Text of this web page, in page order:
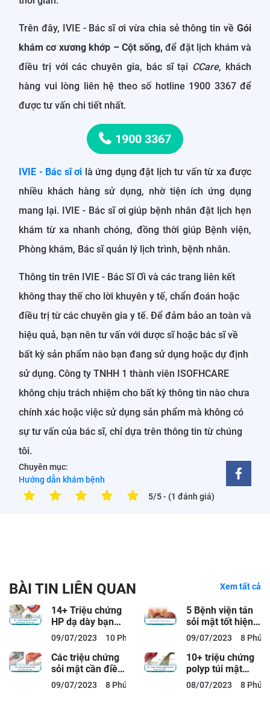
Trên đây, IVIE - Bác sĩ ơi vừa chia sẻ thông tin về Gói
khám cơ xương khớp – Cột sống, để đặt lịch khám và
điều trị với các chuyên gia, bác sĩ tại CCare, khách
hàng vui lòng liên hệ theo số hotline 1900 3367 để
được tư vấn chi tiết nhất.
1900 3367
IVIE - Bác sĩ ơi là ứng dụng đặt lịch tư vấn từ xa được
nhiều khách hàng sử dụng, nhờ tiện ích ứng dụng
mang lại. IVIE - Bác sĩ ơi giúp bệnh nhân đặt lịch hẹn
khám từ xa nhanh chóng, đồng thời giúp Bệnh viện,
Phòng khám, Bác sĩ quản lý lịch trình, bệnh nhân.
Thông tin trên IVIE - Bác Sĩ Ơi và các trang liên kết
không thay thế cho lời khuyên y tế, chẩn đoán hoặc
điều trị từ các chuyên gia y tế. Để đảm bảo an toàn và
hiệu quả, bạn nên tư vấn với dược sĩ hoặc bác sĩ về
bất kỳ sản phẩm nào bạn đang sử dụng hoặc dự định
sử dụng. Công ty TNHH 1 thành viên ISOFHCARE
không chịu trách nhiệm cho bất kỳ thông tin nào chưa
chính xác hoặc việc sử dụng sản phẩm mà không có
sự tư vấn của bác sĩ, chỉ dựa trên thông tin từ chúng
tôi.
Chuyên mục:
Hướng dẫn khám bệnh
5/5- (1 đánh giá)
BÀI TIN LIÊN QUAN Xem tất cả
14+ Triệu chứng
HP dạ dày bạn
không nên bỏ
qua
09/07/2023 10 Phút đọc
5 Bệnh viện tán
sỏi mật tốt hiện
nay
09/07/2023 8 Phút
Các triệu chứng
sỏi mật cần điều
trị ngay
09/07/2023 8 Phút đọc
10+ triệu chứng
polyp túi mật
chính xác 99%
08/07/2023 8 Phút